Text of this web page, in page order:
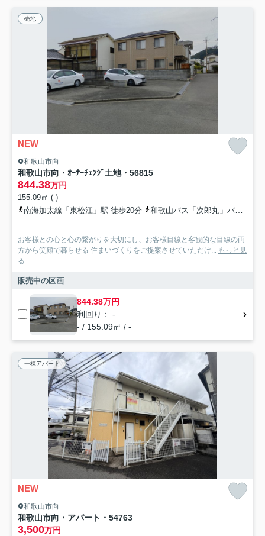
売地
NEW
和歌山市向
和歌山市向・ｵｰﾅｰﾁｪﾝｼﾞ土地・56815
844.38万円
155.09㎡ (-)
南海加太線「東松江」駅 徒歩20分
和歌山バス「次郎丸」バス停下車 徒歩5分
お客様との心と心の繋がりを大切にし、お客様目線と客観的な目線の両
方から笑顔で暮らせる 住まいづくりをご提案させていただけ... もっと見
る
販売中の区画
844.38万円
利回り： -
- / 155.09㎡ / -
一棟アパート
NEW
和歌山市向
和歌山市向・アパート・54763
3,500万円